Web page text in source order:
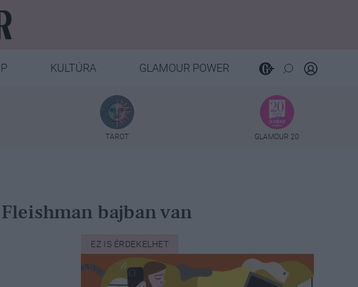
KULTÚRA GLAMOUR POWER
TAROT GLAMOUR 20
bajban van
EZ IS ÉRDEKELHET